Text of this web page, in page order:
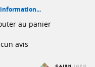
au panier
avis